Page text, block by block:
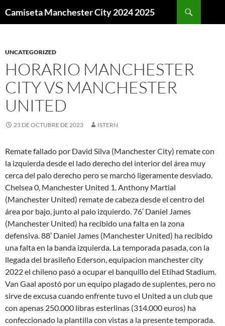
Camiseta Manchester City 2024 2025
UNCATEGORIZED
HORARIO MANCHESTER
CITY VS MANCHESTER
UNITED
23 DE OCTUBRE DE 2023 ISTERN
Remate fallado por David Silva (Manchester City) remate con
la izquierda desde el lado derecho del interior del área muy
cerca del palo derecho pero se marchó ligeramente desviado.
Chelsea 0, Manchester United 1. Anthony Martial
(Manchester United) remate de cabeza desde el centro del
área por bajo, junto al palo izquierdo. 76′ Daniel James
(Manchester United) ha recibido una falta en la zona
defensiva. 88′ Daniel James (Manchester United) ha recibido
una falta en la banda izquierda. La temporada pasada, con la
llegada del brasileño Ederson, equipacion manchester city
2022 el chileno pasó a ocupar el banquillo del Etihad Stadium.
Van Gaal apostó por un equipo plagado de suplentes, pero no
sirve de excusa cuando enfrente tuvo el United a un club que
con apenas 250.000 libras esterlinas (314.000 euros) ha
confeccionado la plantilla con vistas a la presente temporada.